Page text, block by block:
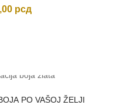
рсд
PO VAŠOJ ŽELJI